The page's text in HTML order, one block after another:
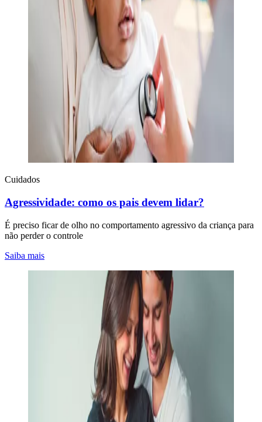
Cuidados
Agressividade: como os pais devem lidar?
É preciso ficar de olho no comportamento agressivo da criança para
não perder o controle
Saiba mais